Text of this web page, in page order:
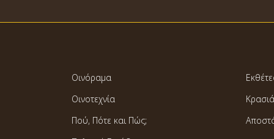
Οινόραμα
Οινοτεχνία
Πού, Πότε και Πώς;
Κρασιά